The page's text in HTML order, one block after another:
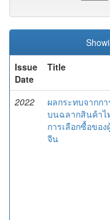
Issue
Date
Title
2022
ผลกระทบจากก
บนฉลากสินค้าไ
การเลือกซื้อขอ
จีน